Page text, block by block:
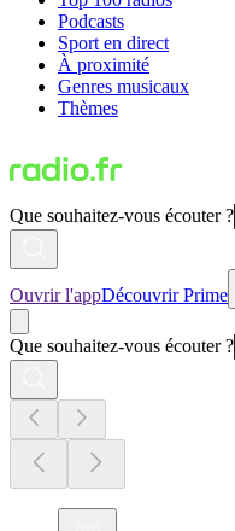
Podcasts
Sport en direct
À proximité
Genres musicaux
Thèmes
Que souhaitez-vous écouter ?
Ouvrir l'appDécouvrir Prime
Que souhaitez-vous écouter ?